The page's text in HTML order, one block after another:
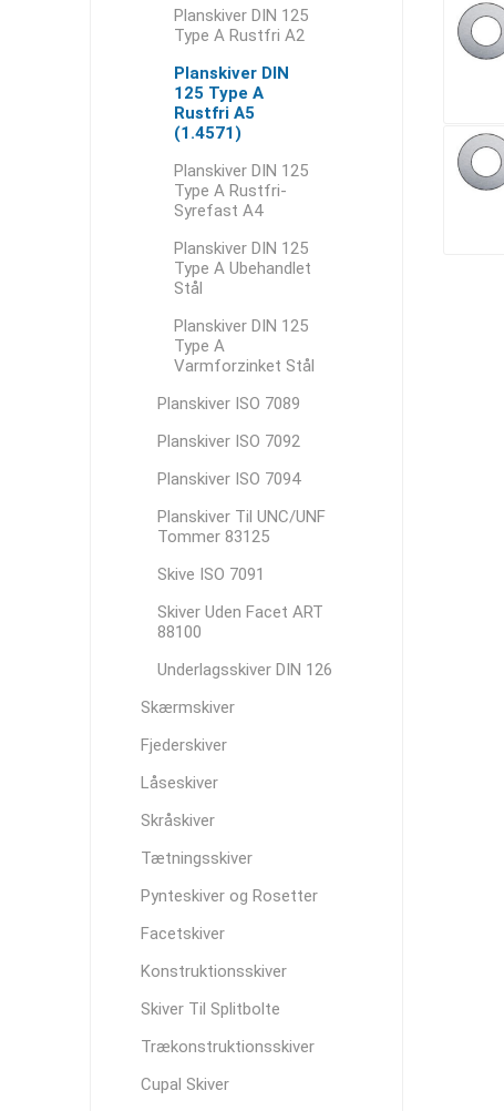
Planskiver DIN 125
Type A Rustfri A2
Planskiver DIN
125 Type A
Rustfri A5
(1.4571)
Planskiver DIN 125
Type A Rustfri-
Syrefast A4
Planskiver DIN 125
Type A Ubehandlet
Stål
Planskiver DIN 125
Type A
Varmforzinket Stål
Planskiver ISO 7089
Planskiver ISO 7092
Planskiver ISO 7094
Planskiver Til UNC/UNF
Tommer 83125
Skive ISO 7091
Skiver Uden Facet ART
88100
Underlagsskiver DIN 126
Skærmskiver
Fjederskiver
Låseskiver
Skråskiver
Tætningsskiver
Pynteskiver og Rosetter
Facetskiver
Konstruktionsskiver
Skiver Til Splitbolte
Trækonstruktionsskiver
Cupal Skiver